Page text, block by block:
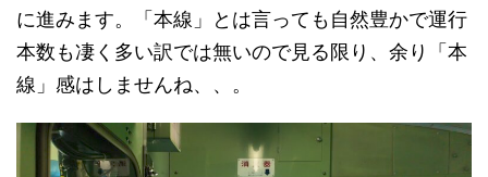
に進みます。「本線」とは言っても自然豊かで運行
本数も凄く多い訳では無いので見る限り、余り「本
線」感はしませんね、、。